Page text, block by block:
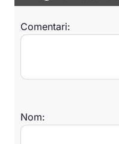
Comentari:
Nom: